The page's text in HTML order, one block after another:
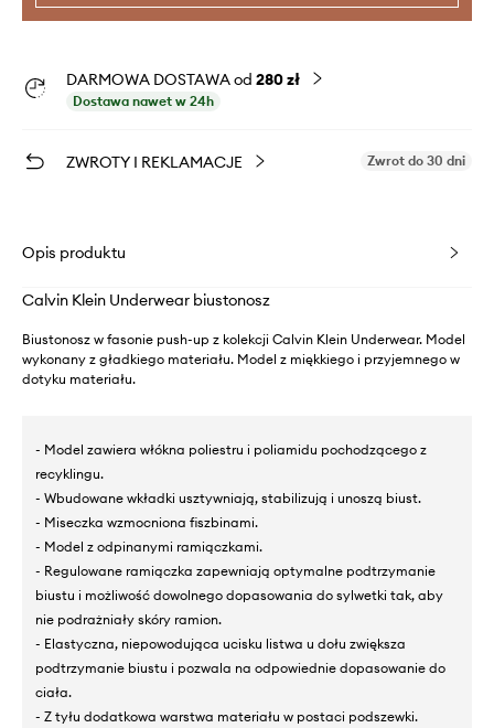
DARMOWA DOSTAWA od 280 zł
Dostawa nawet w 24h
ZWROTY I REKLAMACJE Zwrot do 30 dni
Opis produktu
Calvin Klein Underwear biustonosz
Biustonosz w fasonie push-up z kolekcji Calvin Klein Underwear. Model
wykonany z gładkiego materiału. Model z miękkiego i przyjemnego w
dotyku materiału.
- Model zawiera włókna poliestru i poliamidu pochodzącego z
recyklingu.
- Wbudowane wkładki usztywniają, stabilizują i unoszą biust.
- Miseczka wzmocniona fiszbinami.
- Model z odpinanymi ramiączkami.
- Regulowane ramiączka zapewniają optymalne podtrzymanie
biustu i możliwość dowolnego dopasowania do sylwetki tak, aby
nie podrażniały skóry ramion.
- Elastyczna, niepowodująca ucisku listwa u dołu zwiększa
podtrzymanie biustu i pozwala na odpowiednie dopasowanie do
ciała.
- Z tyłu dodatkowa warstwa materiału w postaci podszewki.